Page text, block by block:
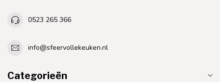
0523 265 366
info@sfeervollekeuken.nl
Categorieën